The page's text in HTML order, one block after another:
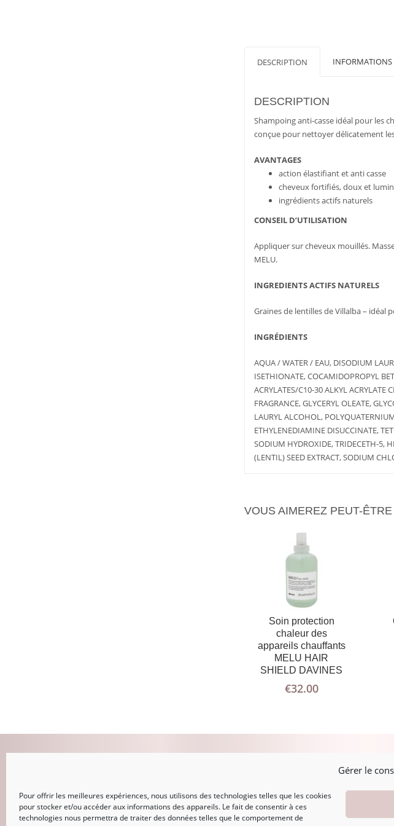
Gérer le
Pour offrir les meilleures expériences, nous utilisons des technologies telles que les cookies
pour stocker et/ou accéder aux informations des appareils. Le fait de consentir à ces
technologies nous permettra de traiter des données telles que le comportement de
DESCRIPTION
DESCRIPTION
Shampoing anti-casse idéal pour les
conçue pour nettoyer délicatement
AVANTAGES
action élastifiant et anti casse
cheveux fortifiés, doux et
ingrédients actifs naturels
CONSEIL D’UTILISATION
Appliquer sur cheveux mouillés.
MELU.
INGREDIENTS ACTIFS NATURELS
Graines de lentilles de Villalba – idéal
INGRÉDIENTS
AQUA / WATER / EAU, DISODIUM
ISETHIONATE, COCAMIDOPROPYL
ACRYLATES/C10-30 ALKYL ACRYLATE
FRAGRANCE, GLYCERYL OLEATE,
LAURYL ALCOHOL,
ETHYLENEDIAMINE DISUCCINATE,
SODIUM HYDROXIDE, TRIDECETH-5,
(LENTIL) SEED EXTRACT, SODIUM
VOUS AIMEREZ PEUT-
Soin protection
chaleur des
appareils chauffants
MELU HAIR
SHIELD DAVINES
€32.00
AU PANIER
D'INFOS
CONNEXION
Mot de passe perdu
Accueil